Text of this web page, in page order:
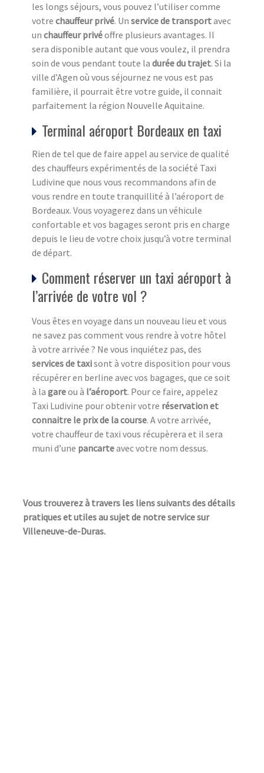
les longs séjours, vous pouvez l’utiliser comme
votre chauffeur privé. Un service de transportavec
un chauffeur privéoffre plusieurs avantages. Il
sera disponible autant que vous voulez, il prendra
soin de vous pendant toute la durée du trajet. Si la
ville d’Agen où vous séjournez ne vous est pas
familière, il pourrait être votre guide, il connait
parfaitement la région Nouvelle Aquitaine.
Terminal aéroport Bordeaux en taxi
Rien de tel que de faire appel au service de qualité
des chauffeurs expérimentés de la société Taxi
Ludivine que nous vous recommandons afin de
vous rendre en toute tranquillité à l’aéroport de
Bordeaux. Vous voyagerez dans un véhicule
confortable et vos bagages seront pris en charge
depuis le lieu de votre choix jusqu’à votre terminal
de départ.
Comment réserver un taxi aéroport à
l’arrivée de votre vol ?
Vous êtes en voyage dans un nouveau lieu et vous
ne savez pas comment vous rendre à votre hôtel
à votre arrivée ? Ne vous inquiétez pas, des
services de taxisont à votre disposition pour vous
récupérer en berline avec vos bagages, que ce soit
à la gareou à l’aéroport. Pour ce faire, appelez
Taxi Ludivine pour obtenir votre réservation et
connaitre le prix de la course. A votre arrivée,
votre chauffeur de taxi vous récupèrera et il sera
muni d’une pancarteavec votre nom dessus.
Vous trouverez à travers les liens suivants des détails
pratiques et utiles au sujet de notre service sur
Villeneuve-de-Duras.